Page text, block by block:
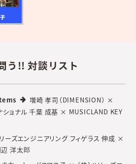
う!! 対談リスト
増崎 孝司（DIMENSION） ×
ナショナル 千葉 成基 × MUSICLAND KEY
ーズエンジニアリング フィゲラス 伸成 ×
洋太郎